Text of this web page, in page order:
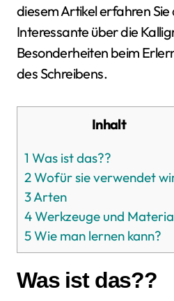
diesem Artikel erfahren Sie
Interessante über die
Besonderheiten beim
des Schreibens.
Inhalt
1 Was ist das??
2Wofür sie verwendet
3Arten
4Werkzeuge und
5Wie man lernen kann?
Was ist das??